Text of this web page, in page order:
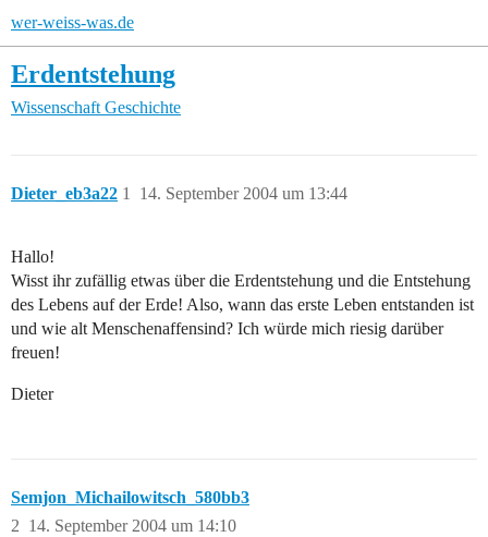
wer-weiss-was.de
Erdentstehung
Wissenschaft Geschichte
Dieter_eb3a22 14. September 2004 um 13:44
1
Hallo!
Wisst ihr zufällig etwas über die Erdentstehung und die Entstehung
des Lebens auf der Erde! Also, wann das erste Leben entstanden ist
und wie alt Menschenaffensind? Ich würde mich riesig darüber
freuen!
Dieter
Semjon_Michailowitsch_580bb3
14. September 2004 um 14:10
2